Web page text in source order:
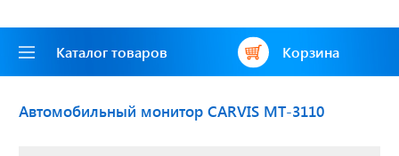
Каталог товаров Корзина
Автомобильный монитор CARVIS MT-3110